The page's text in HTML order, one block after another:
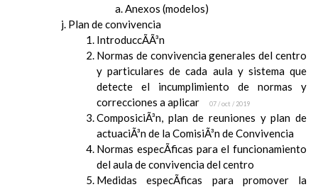
Anexos (modelos)
Plan de convivencia
IntroduccÃ­Ã³n
Normas de convivencia generales del centro
y particulares de cada aula y sistema que
detecte el incumplimiento de normas y
correcciones a aplicar
07 / oct / 2019
ComposiciÃ³n, plan de reuniones y plan de
actuaciÃ³n de la ComisiÃ³n de Convivencia
Normas especÃ­ficas para el funcionamiento
del aula de convivencia del centro
Medidas especÃ­ficas para promover la